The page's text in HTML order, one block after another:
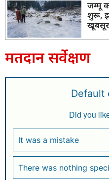
जम्मू
शुरू,
मतदान सर्वेक्षण
Default
Did you
It was a mistake
There was nothing